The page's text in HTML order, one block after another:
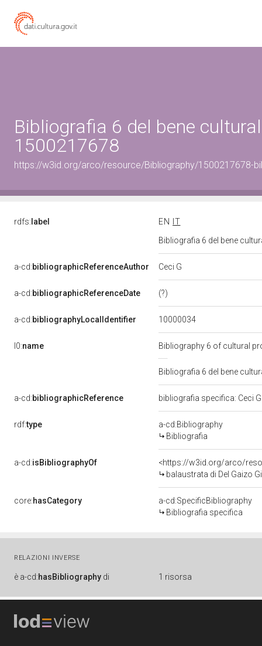
Bibliografia 6 del bene
1500217678
https://w3id.org/arco/resource/Bibliography/1500217678-
rdfs: label EN
IT
Bibliografia 6 del bene
a-cd:bibliographicReferenceAuthor Ceci G
a-cd:bibliographicReferenceDate (?)
a-cd:bibliographyLocalIdentifier 10000034
l0:name Bibliography 6 of cultural
Bibliografia 6 del bene
a-cd:bibliographicReference bibliografia specifica: Ceci
rdf:type
a-cd:Bibliography
Bibliografia
a-cd:isBibliographyOf
<https://w3id.org/arco/
balaustrata di Del Gaizo
core:hasCategory
a-cd:SpecificBibliography
Bibliografia specifica
RELAZIONI INVERSE
è a-cd:hasBibliography di 1 risorsa